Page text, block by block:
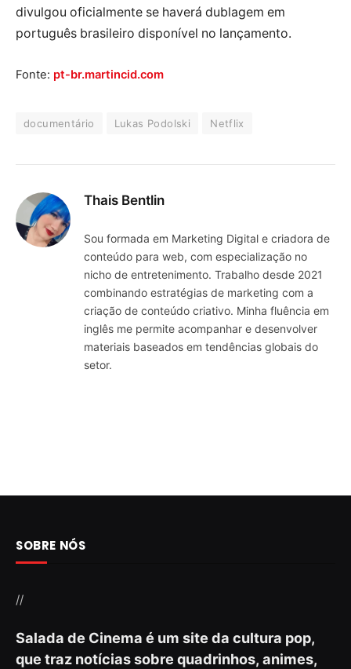
divulgou oficialmente se haverá dublagem em
português brasileiro disponível no lançamento.
Fonte: pt-br.martincid.com
documentário Lukas Podolski Netflix
Thais Bentlin
Sou formada em Marketing Digital e criadora de
conteúdo para web, com especialização no
nicho de entretenimento. Trabalho desde 2021
combinando estratégias de marketing com a
criação de conteúdo criativo. Minha fluência em
inglês me permite acompanhar e desenvolver
materiais baseados em tendências globais do
setor.
SOBRE NÓS
//
Salada de Cinema é um site da cultura pop,
que traz notícias sobre quadrinhos, animes,